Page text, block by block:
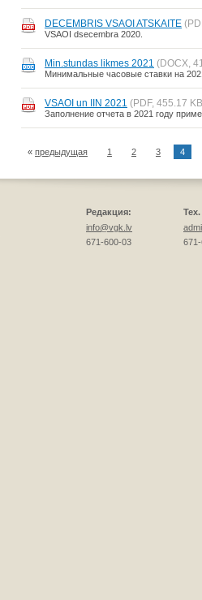
DECEMBRIS VSAOI ATSKAITE
VSAOI dsecembra 2020.
Min.stundas likmes 2021 (DOCX,
Минимальные часовые ставки на
VSAOI un IIN 2021 (PDF, 455.17
Заполнение отчета в 2021 году
« предыдущая 1 2 3 4
Редакция:
info@vgk.lv
671-600-03